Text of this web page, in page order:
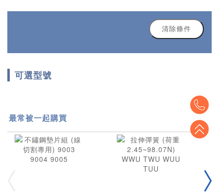
清除條件
可選型號
最常被一起購買